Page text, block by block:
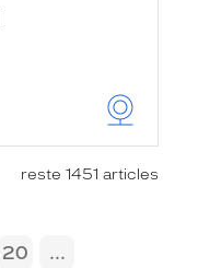
reste 1451 articles
20
...